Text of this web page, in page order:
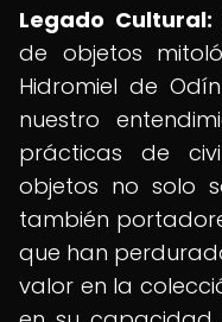
Legado Cultural:
de objetos
Hidromiel de
nuestro
prácticas de
objetos no solo
también
que han
valor en la